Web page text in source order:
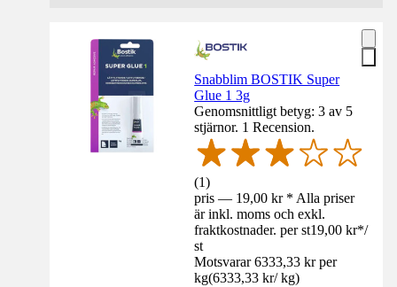
Snabblim BOSTIK Super
Glue 1 3g
Genomsnittligt betyg: 3 av 5
stjärnor. 1 Recension.
(1)
pris — 19,00 kr * Alla priser
är inkl. moms och exkl.
fraktkostnader. per st19,00 kr*/
st
Motsvarar 6333,33 kr per
kg(6333,33 kr/ kg)